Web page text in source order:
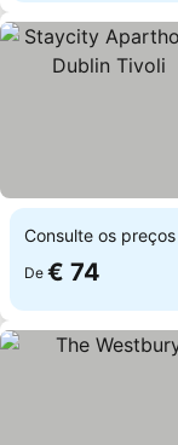
Consulte os
De € 74